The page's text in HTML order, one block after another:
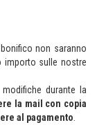
non saranno
importo sulle nostre
durante la
la mail con copia
al pagamento